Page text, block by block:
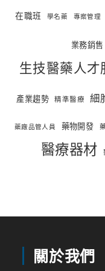
在職班 學名藥 專案管理
業務銷售
生技醫藥人才
產業趨勢 精準醫療 細
藥廠品管人員 藥物開發
醫療器材
關於我們